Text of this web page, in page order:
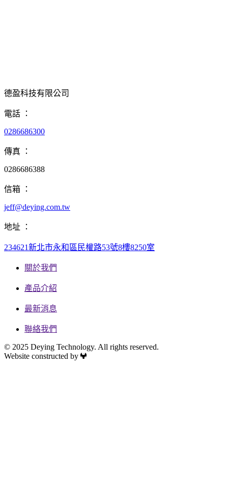
德盈科技有限公司
電話 ：
0286686300
傳真 ：
0286686388
信箱 ：
jeff@deying.com.tw
地址 ：
234621新北市永和區民權路53號8樓8250室
關於我們
產品介紹
最新消息
聯絡我們
© 2025 Deying Technology. All rights reserved.
Website constructed by